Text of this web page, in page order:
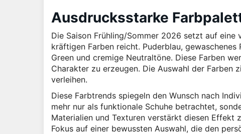
Ausdrucksstarke
Die Saison Frühling/Sommer 2026 setzt auf
kräftigen Farben reicht. Puderblau,
Green und cremige Neutraltöne. Diese Farben
Charakter zu erzeugen. Die Auswahl der Farben
verleihen.
Diese Farbtrends spiegeln den Wunsch nach
mehr nur als funktionale Schuhe betrachtet,
Materialien und Texturen verstärkt diesen Effekt
Fokus auf einer bewussten Auswahl, die den